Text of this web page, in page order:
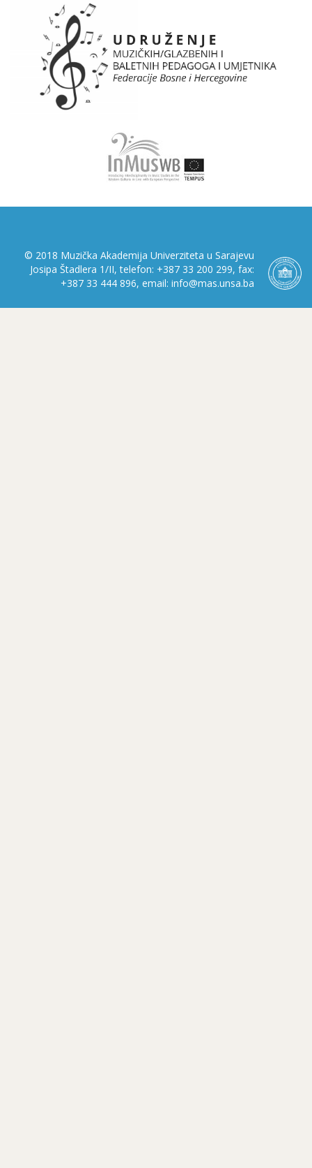
© 2018 Muzička Akademija Univerziteta u Sarajevu
Josipa Štadlera 1/II, telefon: +387 33 200 299, fax:
+387 33 444 896, email: info@mas.unsa.ba